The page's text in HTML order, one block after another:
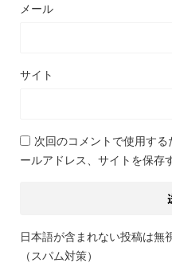
メール
サイト
次回のコメントで使用す
ールアドレス、サイトを保存
日本語が含まれない投稿は無
（スパム対策）